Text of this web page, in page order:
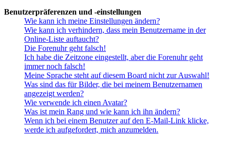
Benutzerpräferenzen und -einstellungen
Wie kann ich meine Einstellungen ändern?
Wie kann ich verhindern, dass mein Benutzername in der
Online-Liste auftaucht?
Die Forenuhr geht falsch!
Ich habe die Zeitzone eingestellt, aber die Forenuhr geht
immer noch falsch!
Meine Sprache steht auf diesem Board nicht zur Auswahl!
Was sind das für Bilder, die bei meinem Benutzernamen
angezeigt werden?
Wie verwende ich einen Avatar?
Was ist mein Rang und wie kann ich ihn ändern?
Wenn ich bei einem Benutzer auf den E-Mail-Link klicke,
werde ich aufgefordert, mich anzumelden.